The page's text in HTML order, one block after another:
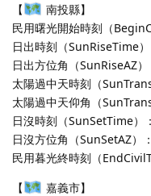
【
南投縣】
民用曙光開始時刻（
日出時刻（SunRiseTime
日出方位角（SunRiseAZ
太陽過中天時刻（
太陽過中天仰角（
日沒時刻（SunSetTime）
日沒方位角（SunSetAZ）
民用暮光終時刻（
【
嘉義市】